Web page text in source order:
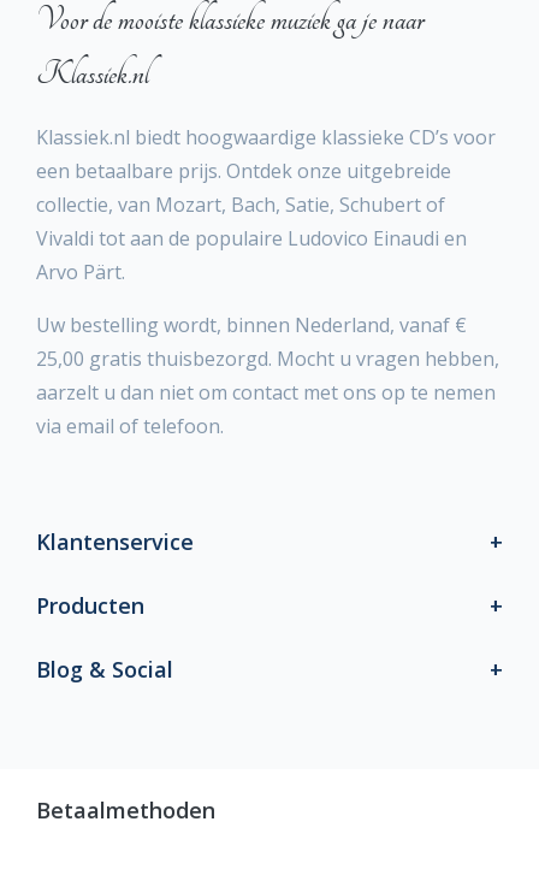
Voor de mooiste klassieke muziek ga je naar
Klassiek.nl
Klassiek.nl biedt hoogwaardige klassieke CD’s voor
een betaalbare prijs. Ontdek onze uitgebreide
collectie, van Mozart, Bach, Satie, Schubert of
Vivaldi tot aan de populaire Ludovico Einaudi en
Arvo Pärt.
Uw bestelling wordt, binnen Nederland, vanaf €
25,00 gratis thuisbezorgd. Mocht u vragen hebben,
aarzelt u dan niet om contact met ons op te nemen
via email of telefoon.
Klantenservice
Producten
Blog & Social
Betaalmethoden